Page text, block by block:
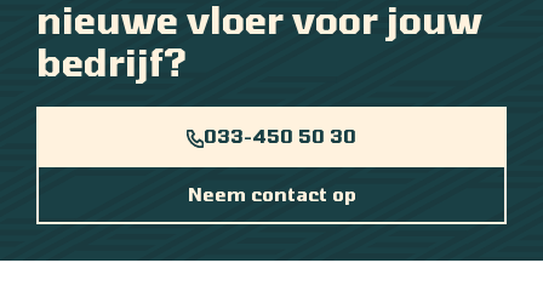
nieuwe vloer voor jouw
bedrijf?
033-450 50 30
Neem contact op